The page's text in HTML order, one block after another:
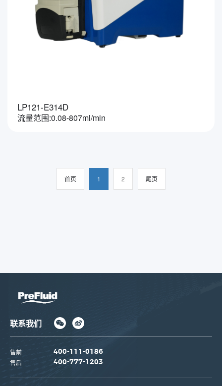
LP121-E314D
流量范围:0.08-807ml/min
首页 1 2 尾页
联系我们
售前 400-111-0186
售后 400-777-1203